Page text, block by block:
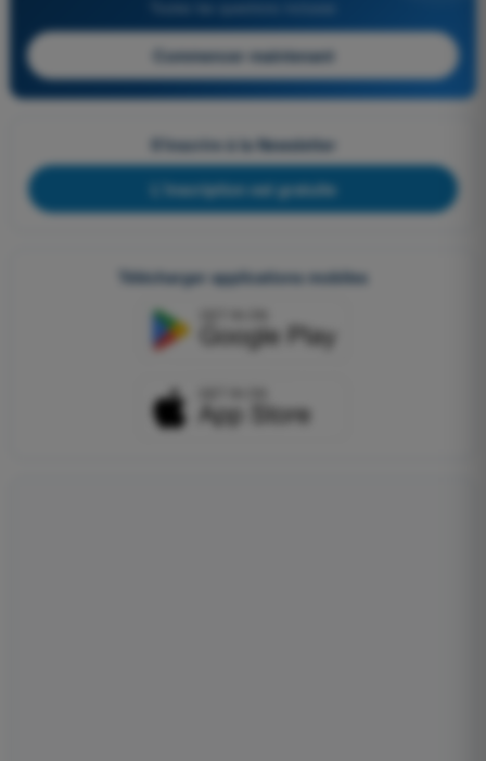
Commencer maintenant
S'inscrire à la Newsletter
L'inscription est gratuite
Télécharger applications mobiles